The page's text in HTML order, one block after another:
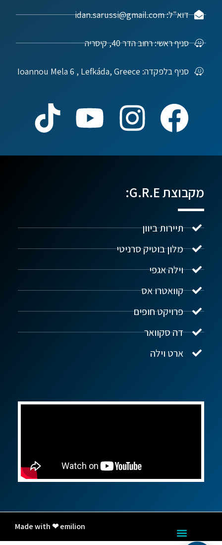
דוא"ל: idan.sarussi@gmail.com
סניף ראשי: רחוב הדר 40, קיסריה
סניף בלפקדה: Ioannou Mela 6 , Lefkáda, Greece
מקבוצת G.R.E:
תיירות ביוון
מלון בוטיק סרניטי
וילה אגפי
קוואטרו אס
פרויקט חופים
דה סקוואר
ארט וילה
Made with ❤ emilion
נדל"ן ביוון G.R.E
שלום! איך אפשר לעזור?